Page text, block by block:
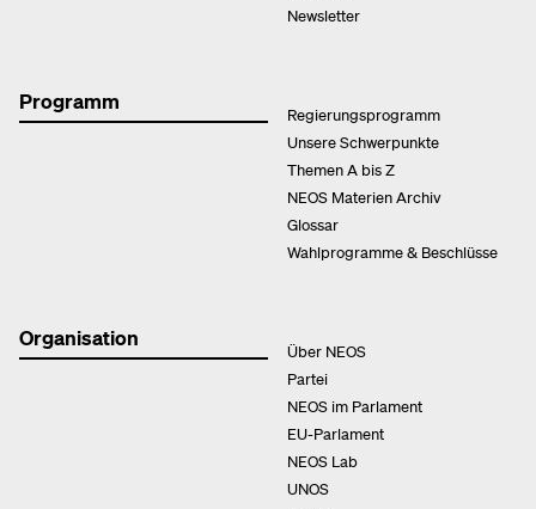
Newsletter
Programm
Regierungsprogramm
Unsere Schwerpunkte
Themen A bis Z
NEOS Materien Archiv
Glossar
Wahlprogramme & Beschlüsse
Organisation
Über NEOS
Partei
NEOS im Parlament
EU-Parlament
NEOS Lab
UNOS